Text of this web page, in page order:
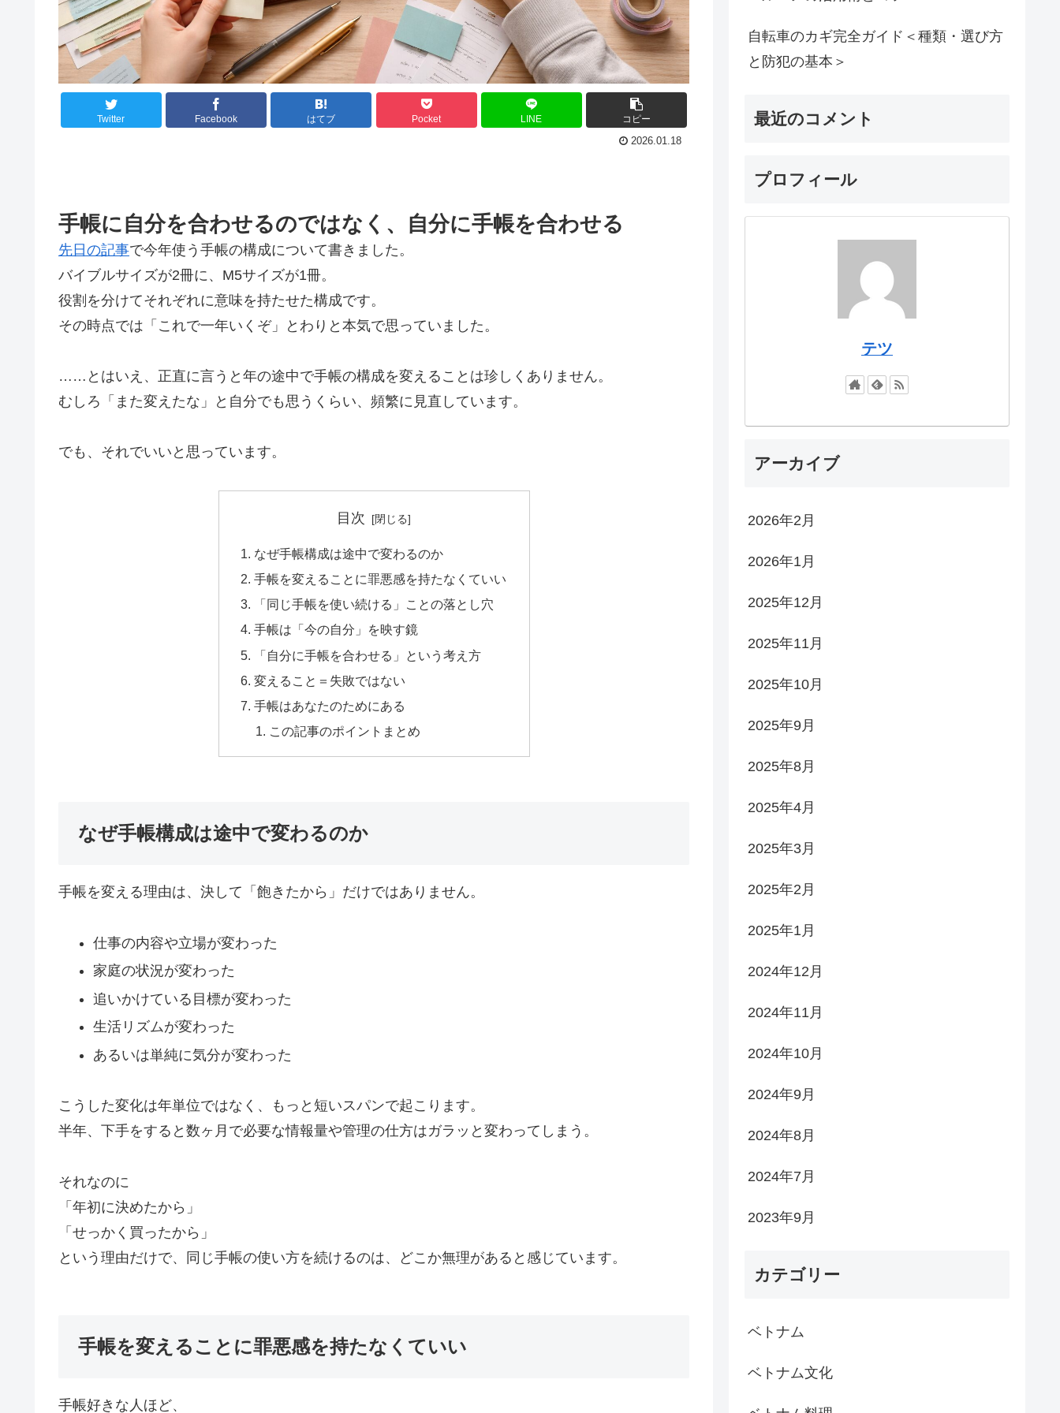
Twitter Facebook はてブ Pocket LINE コピー
2026.01.18
手帳に自分を合わせるのではなく、自分に手帳を合わせる
先日の記事で今年使う手帳の構成について書きました。
バイブルサイズが2冊に、M5サイズが1冊。
役割を分けてそれぞれに意味を持たせた構成です。
その時点では「これで一年いくぞ」とわりと本気で思っていました。
……とはいえ、正直に言うと年の途中で手帳の構成を変えることは珍しくありません。
むしろ「また変えたな」と自分でも思うくらい、頻繁に見直しています。
でも、それでいいと思っています。
目次
なぜ手帳構成は途中で変わるのか
手帳を変えることに罪悪感を持たなくていい
「同じ手帳を使い続ける」ことの落とし穴
手帳は「今の自分」を映す鏡
「自分に手帳を合わせる」という考え方
変えること＝失敗ではない
手帳はあなたのためにある
この記事のポイントまとめ
なぜ手帳構成は途中で変わるのか
手帳を変える理由は、決して「飽きたから」だけではありません。
仕事の内容や立場が変わった
家庭の状況が変わった
追いかけている目標が変わった
生活リズムが変わった
あるいは単純に気分が変わった
こうした変化は年単位ではなく、もっと短いスパンで起こります。
半年、下手をすると数ヶ月で必要な情報量や管理の仕方はガラッと変わってしまう。
それなのに
「年初に決めたから」
「せっかく買ったから」
という理由だけで、同じ手帳の使い方を続けるのは、どこか無理があると感じています。
手帳を変えることに罪悪感を持たなくていい
手帳好きな人ほど、
自転車のカギ完全ガイド＜種類・選び方
と防犯の基本＞
最近のコメント
プロフィール
テツ
アーカイブ
2026年2月
2026年1月
2025年12月
2025年11月
2025年10月
2025年9月
2025年8月
2025年4月
2025年3月
2025年2月
2025年1月
2024年12月
2024年11月
2024年10月
2024年9月
2024年8月
2024年7月
2023年9月
カテゴリー
ベトナム
ベトナム文化